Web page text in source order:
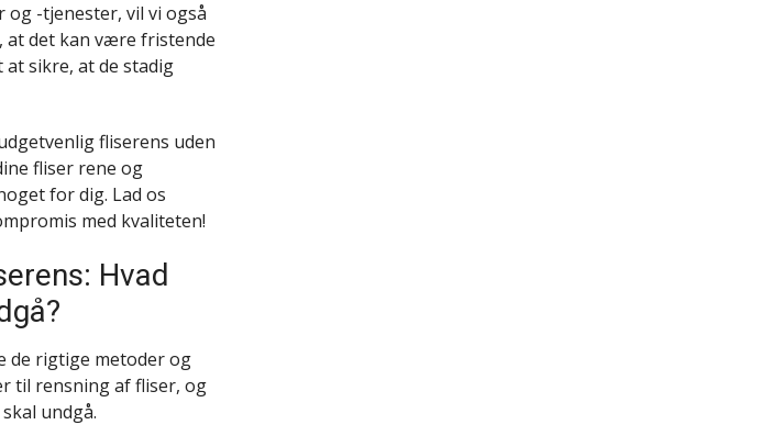
-tjenester, vil vi også
at det kan være fristende
sikre, at de stadig
fliserens uden
fliser rene og
for dig. Lad os
med kvaliteten!
Hvad
de rigtige metoder og
til rensning af fliser, og
undgå.